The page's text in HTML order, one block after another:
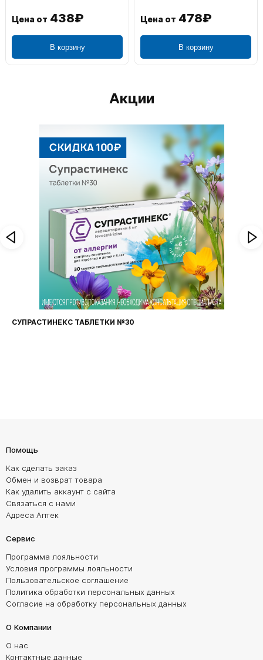
Цена от 438₽
В корзину
Цена от 478₽
В корзину
Акции
СУПРАСТИНЕКС ТАБЛЕТКИ №30
Помощь
Как сделать заказ
Обмен и возврат товара
Как удалить аккаунт с сайта
Связаться с нами
Адреса Аптек
Сервис
Программа лояльности
Условия программы лояльности
Пользовательское соглашение
Политика обработки персональных данных
Согласие на обработку персональных данных
О Компании
О нас
Контактные данные